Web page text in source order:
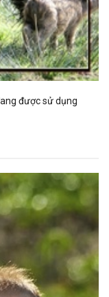
được sử dụng